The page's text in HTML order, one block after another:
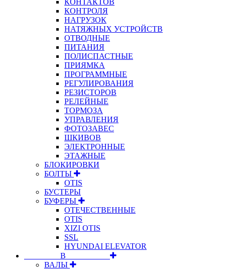
КОНТРОЛЯ
НАГРУЗОК
НАТЯЖНЫХ УСТРОЙСТВ
ОТВОДНЫЕ
ПИТАНИЯ
ПОЛИСПАСТНЫЕ
ПРИЯМКА
ПРОГРАММНЫЕ
РЕГУЛИРОВАНИЯ
РЕЗИСТОРОВ
РЕЛЕЙНЫЕ
ТОРМОЗА
УПРАВЛЕНИЯ
ФОТОЗАВЕС
ШКИВОВ
ЭЛЕКТРОННЫЕ
ЭТАЖНЫЕ
БЛОКИРОВКИ
БОЛТЫ
OTIS
БУСТЕРЫ
БУФЕРЫ
ОТЕЧЕСТВЕННЫЕ
OTIS
XIZI OTIS
SSL
HYUNDAI ELEVATOR
⠀⠀⠀⠀⠀⠀В⠀⠀⠀⠀⠀⠀⠀
ВАЛЫ